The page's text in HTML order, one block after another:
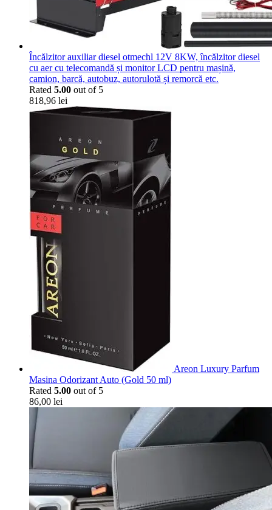
Încălzitor auxiliar diesel otmechl 12V 8KW, încălzitor diesel
cu aer cu telecomandă și monitor LCD pentru mașină,
camion, barcă, autobuz, autorulotă și remorcă etc.
Rated 5.00 out of 5
818,96 lei
Areon Luxury Parfum
Masina Odorizant Auto (Gold 50 ml)
Rated 5.00 out of 5
86,00 lei